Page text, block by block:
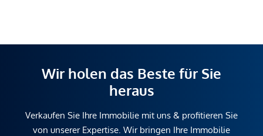
Wir holen das Beste für Sie
heraus
Verkaufen Sie Ihre Immobilie mit uns & profitieren Sie
von unserer Expertise. Wir bringen Ihre Immobilie